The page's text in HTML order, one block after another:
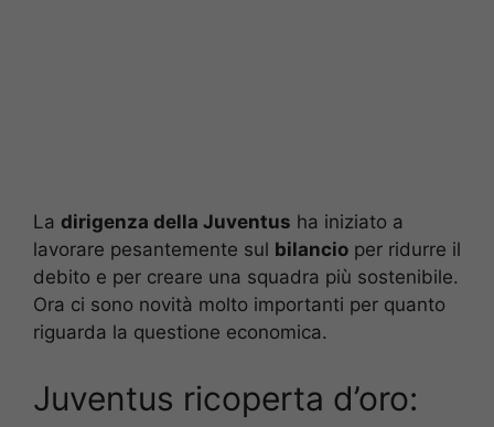
La dirigenza della Juventus ha iniziato a
lavorare pesantemente sul bilancio per ridurre il
debito e per creare una squadra più sostenibile.
Ora ci sono novità molto importanti per quanto
riguarda la questione economica.
Juventus ricoperta d’oro: